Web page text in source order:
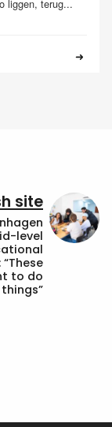
liggen, terug...
site
level
to do
things”